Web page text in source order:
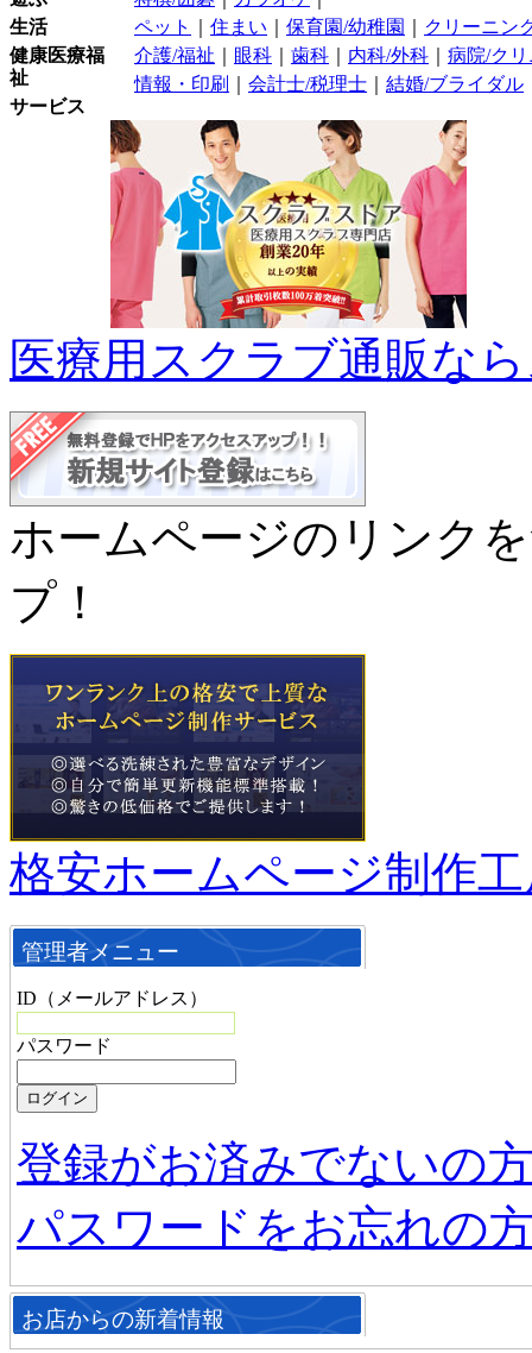
生活
ペット 住まい 保育園/幼稚園
クリーニン
健康医療福
祉
介護/福祉 眼科 歯科 内科/外科 病院/ク
サービス
情報・印刷 会計士/税理士 結婚/ブライダル
医療用スクラブ通販な
ホームページのリンク
プ！
格安ホームページ制作
管理者メニュー
ID（メールアドレス）
パスワード
登録がお済みでないの
パスワードをお忘れの
お店からの新着情報